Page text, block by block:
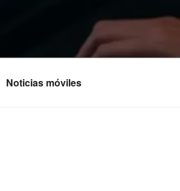
Noticias móviles